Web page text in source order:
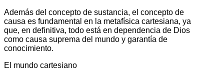
Además del concepto de sustancia, el concepto de
causa es fundamental en la metafísica cartesiana, ya
que, en definitiva, todo está en dependencia de Dios
como causa suprema del mundo y garantía de
conocimiento.
El mundo cartesiano